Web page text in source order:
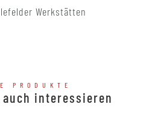
Werkstätten
PRODUKTE
auch interessieren